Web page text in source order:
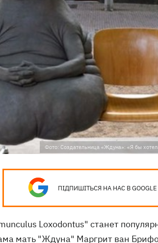
Фото: Создательница «Ждуна»: «Я бы
ПІДПИШІТЬСЯ НА НАС В GOOGLE
Loxodontus" станет
мать "Ждуна" Маргрит ван